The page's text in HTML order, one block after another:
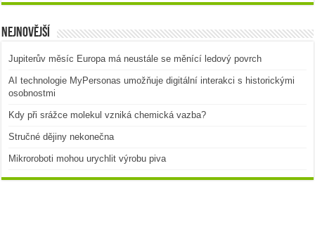
Nejnovější
Jupiterův měsíc Europa má neustále se měnící ledový povrch
AI technologie MyPersonas umožňuje digitální interakci s historickými
osobnostmi
Kdy při srážce molekul vzniká chemická vazba?
Stručné dějiny nekonečna
Mikroroboti mohou urychlit výrobu piva